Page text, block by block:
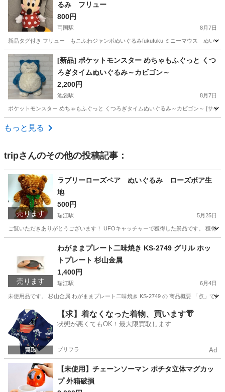
るみ フリュー
800円
両国駅 8月7日
新品タグ付き フリュー もこふわジャンボぬいぐるみfukufuku ミニーマウス ぬいぐ
東京 墨田区 両国駅 おもちゃ
[新品] ポケットモンスター めちゃもふぐっと くつ
ろぎタイムぬいぐるみ～カビゴン～
2,200円
池袋駅 8月7日
ポケットモンスター めちゃもふぐっと くつろぎタイムぬいぐるみ～カビゴン～ [サイ
東京 豊島区
もっと見る
tripさんのその他の投稿記事：
売ります
ラブリーローズベア ぬいぐるみ ローズボア生
地
500円
瑞江駅 5月25日
ご覧いただきありがとうございます！ UFOキャッチャーで獲得した景品です。 獲得
瑞江駅 おもちゃ ラブリーローズベア
売ります
わがままプレート二味焼き KS-2749 グリル ホッ
トプレート 杉山金属
1,400円
瑞江駅 6月4日
未使用品です。 杉山金属 わがままプレート二味焼き KS-2749 の 商品概要 「点」で
東京 江戸川区 瑞江駅 調理器具 グリル
【求】着なくなった着物、買います👘
状態が悪くてもOK！最大限買取します
プリフラ Ad
【未使用】チェーンソーマン ポチタ立体マグカッ
プ 外箱破損